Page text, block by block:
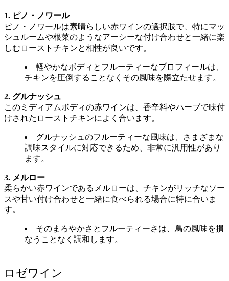
1. ピノ・ノワール
ピノ・ノワールは素晴らしい赤ワインの選択肢で、特にマッ
シュルームや根菜のようなアーシーな付け合わせと一緒に楽
しむローストチキンと相性が良いです。
軽やかなボディとフルーティーなプロフィールは、
チキンを圧倒することなくその風味を際立たせます。
2. グルナッシュ
このミディアムボディの赤ワインは、香辛料やハーブで味付
けされたローストチキンによく合います。
グルナッシュのフルーティーな風味は、さまざまな
調味スタイルに対応できるため、非常に汎用性があり
ます。
3. メルロー
柔らかい赤ワインであるメルローは、チキンがリッチなソー
スや甘い付け合わせと一緒に食べられる場合に特に合いま
す。
そのまろやかさとフルーティーさは、鳥の風味を損
なうことなく調和します。
ロゼワイン